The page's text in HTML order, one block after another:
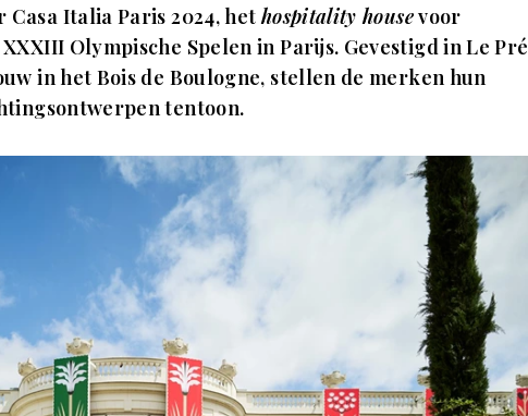
Italia Paris 2024, het hospitality housevoor
Olympische Spelen in Parijs. Gevestigd in Le Pré
in het Bois de Boulogne, stellen de merken hun
tentoon.